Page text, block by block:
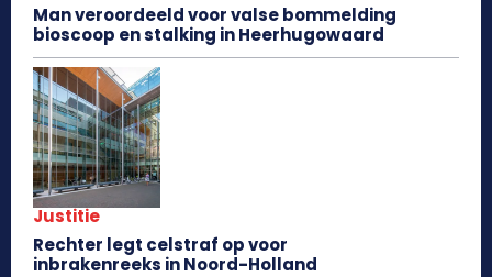
Man veroordeeld voor valse bommelding
bioscoop en stalking in Heerhugowaard
Justitie
Rechter legt celstraf op voor
inbrakenreeks in Noord-Holland